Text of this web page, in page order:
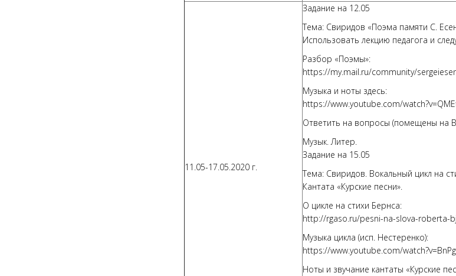
11.05-17.05.2020 г.
Задание на 12.05
Тема: Свиридов «Поэма памяти С.
Использовать лекцию педагога и
Разбор «Поэмы»:
https://my.mail.ru/community/
Музыка и ноты здесь:
https://www.youtube.com/
Ответить на вопросы (помещены на
Музык. Литер.
Задание на 15.05
Тема: Свиридов. Вокальный цикл на
Кантата «Курские песни».
О цикле на стихи Бернса:
http://rgaso.ru/pesni-na-slova-roberta-
Музыка цикла (исп. Нестеренко):
https://www.youtube.com/
Ноты и звучание кантаты «Курские